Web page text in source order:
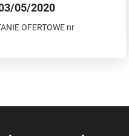
05/2020
OFERTOWE nr